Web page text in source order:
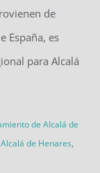
de
España, es
para Alcalá
de Alcalá de
Alcalá de Henares,